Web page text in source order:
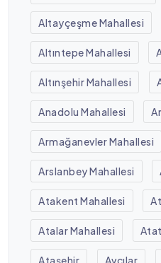
Altayçeşme Mahallesi
Altıntepe Mahallesi
Altınşehir Mahallesi
Anadolu Mahallesi
Armağanevler Mahallesi
Arslanbey Mahallesi
Atakent Mahallesi
Atalar Mahallesi
Ataşehir Avcılar